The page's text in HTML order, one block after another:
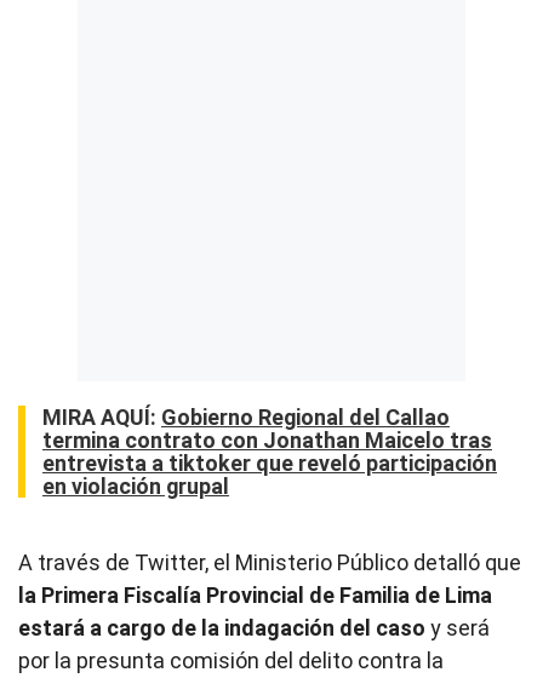
MIRA AQUÍ: Gobierno Regional del Callao
termina contrato con Jonathan Maicelo tras
entrevista a tiktoker que reveló participación
en violación grupal
A través de Twitter, el Ministerio Público detalló que
la Primera Fiscalía Provincial de Familia de Lima
estará a cargo de la indagación del caso y será
por la presunta comisión del delito contra la